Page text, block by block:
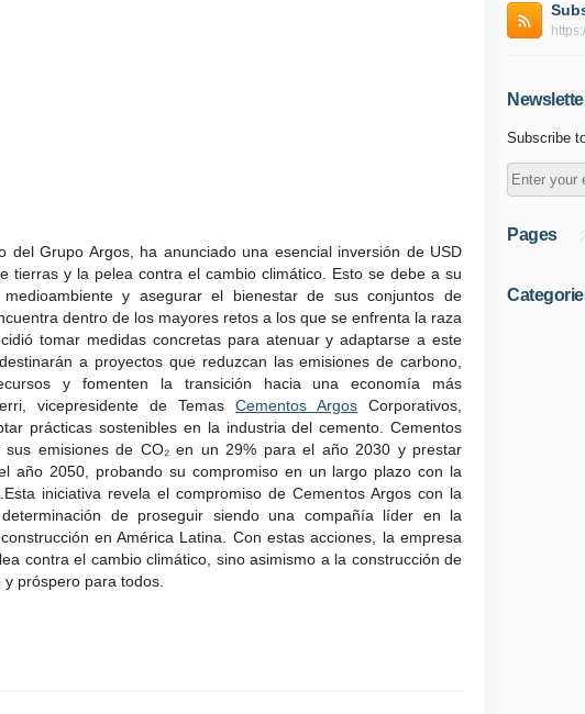
del Grupo Argos, ha anunciado una esencial inversión de USD
tierras y la pelea contra el cambio climático. Esto se debe a su
y asegurar el bienestar de sus conjuntos de
dentro de los mayores retos a los que se enfrenta la raza
tomar medidas concretas para atenuar y adaptarse a este
a proyectos que reduzcan las emisiones de carbono,
y fomenten la transición hacia una economía más
vicepresidente de Temas Cementos Argos Corporativos,
prácticas sostenibles en la industria del cemento. Cementos
emisiones de CO₂ en un 29% para el año 2030 y prestar
año 2050, probando su compromiso en un largo plazo con la
iniciativa revela el compromiso de Cementos Argos con la
de proseguir siendo una compañía líder en la
en América Latina. Con estas acciones, la empresa
contra el cambio climático, sino asimismo a la construcción de
próspero para todos.
Subscribe
Pages